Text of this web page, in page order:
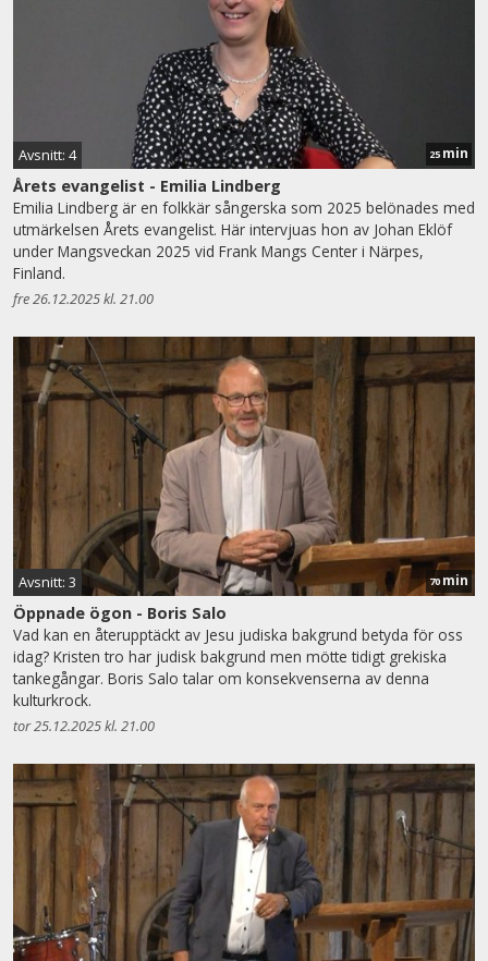
Avsnitt: 4 25 min
Årets evangelist - Emilia Lindberg
Emilia Lindberg är en folkkär sångerska som 2025 belönades med
utmärkelsen Årets evangelist. Här intervjuas hon av Johan Eklöf
under Mangsveckan 2025 vid Frank Mangs Center i Närpes,
Finland.
fre 26.12.2025 kl. 21.00
Avsnitt: 3 70 min
Öppnade ögon - Boris Salo
Vad kan en återupptäckt av Jesu judiska bakgrund betyda för oss
idag? Kristen tro har judisk bakgrund men mötte tidigt grekiska
tankegångar. Boris Salo talar om konsekvenserna av denna
kulturkrock.
tor 25.12.2025 kl. 21.00